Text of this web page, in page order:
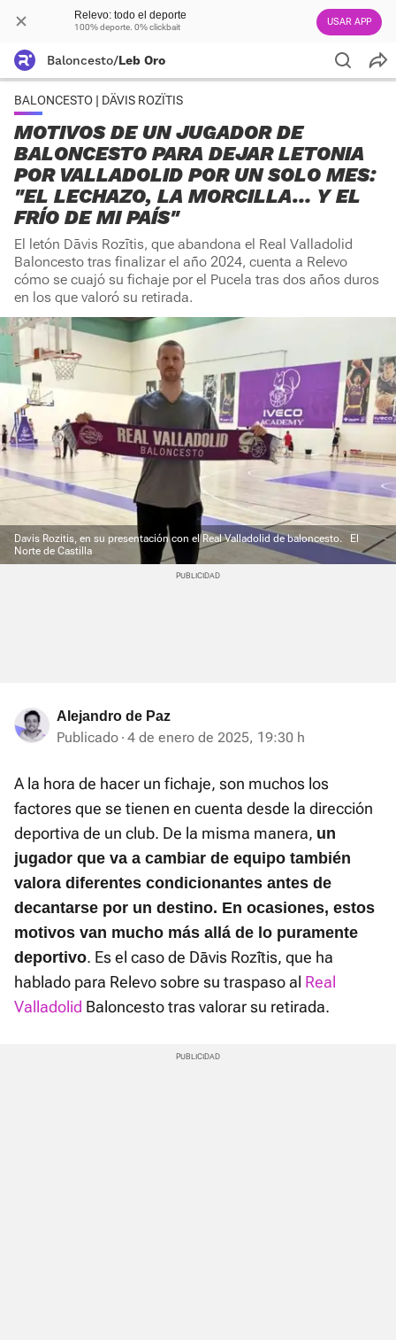
Relevo: todo el deporte
100% deporte. 0% clickbait USAR APP
Baloncesto/Leb Oro
BALONCESTO | DÄVIS ROZÏTIS
MOTIVOS DE UN JUGADOR DE
BALONCESTO PARA DEJAR LETONIA
POR VALLADOLID POR UN SOLO MES:
"EL LECHAZO, LA MORCILLA… Y EL
FRÍO DE MI PAÍS"
El letón Dāvis Rozītis, que abandona el Real Valladolid
Baloncesto tras finalizar el año 2024, cuenta a Relevo
cómo se cuajó su fichaje por el Pucela tras dos años duros
en los que valoró su retirada.
Davis Rozitis, en su presentación con el Real Valladolid de baloncesto.
El
Norte de Castilla
Alejandro de Paz
Publicado 4 de enero de 2025, 19:30 h
A la hora de hacer un fichaje, son muchos los
factores que se tienen en cuenta desde la dirección
deportiva de un club. De la misma manera, un
jugador que va a cambiar de equipo también
valora diferentes condicionantes antes de
decantarse por un destino. En ocasiones, estos
motivos van mucho más allá de lo puramente
deportivo. Es el caso de Dāvis Rozītis, que ha
hablado para Relevo sobre su traspaso al Real
Valladolid Baloncesto tras valorar su retirada.